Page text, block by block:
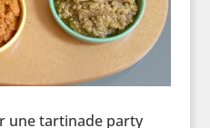
une tartinade party